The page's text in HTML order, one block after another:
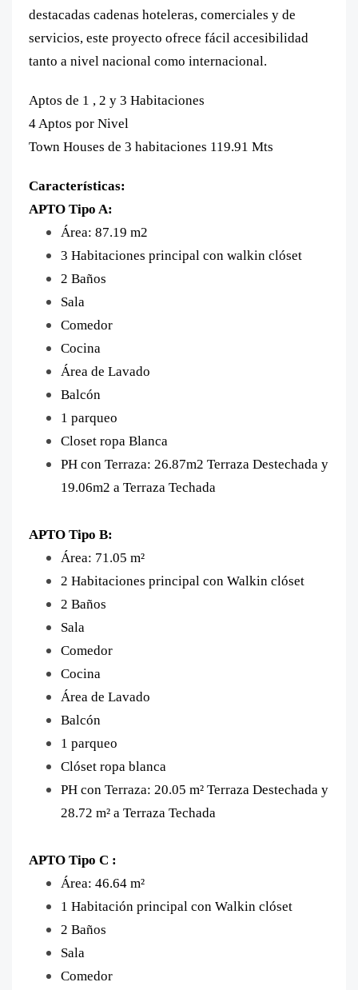
destacadas cadenas hoteleras, comerciales y de
servicios, este proyecto ofrece fácil accesibilidad
tanto a nivel nacional como internacional.
Aptos de 1 , 2 y 3 Habitaciones
4 Aptos por Nivel
Town Houses de 3 habitaciones 119.91 Mts
Características:
APTO Tipo A:
Área: 87.19 m2
3 Habitaciones principal con walkin clóset
2 Baños
Sala
Comedor
Cocina
Área de Lavado
Balcón
1 parqueo
Closet ropa Blanca
PH con Terraza: 26.87m2 Terraza Destechada y
19.06m2 a Terraza Techada
APTO Tipo B:
Área: 71.05 m²
2 Habitaciones principal con Walkin clóset
2 Baños
Sala
Comedor
Cocina
Área de Lavado
Balcón
1 parqueo
Clóset ropa blanca
PH con Terraza: 20.05 m² Terraza Destechada y
28.72 m² a Terraza Techada
APTO Tipo C :
Área: 46.64 m²
1 Habitación principal con Walkin clóset
2 Baños
Sala
Comedor